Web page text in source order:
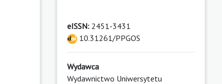
eISSN:2451-3431
10.31261/PPGOS
Wydawca
Wydawnictwo Uniwersytetu